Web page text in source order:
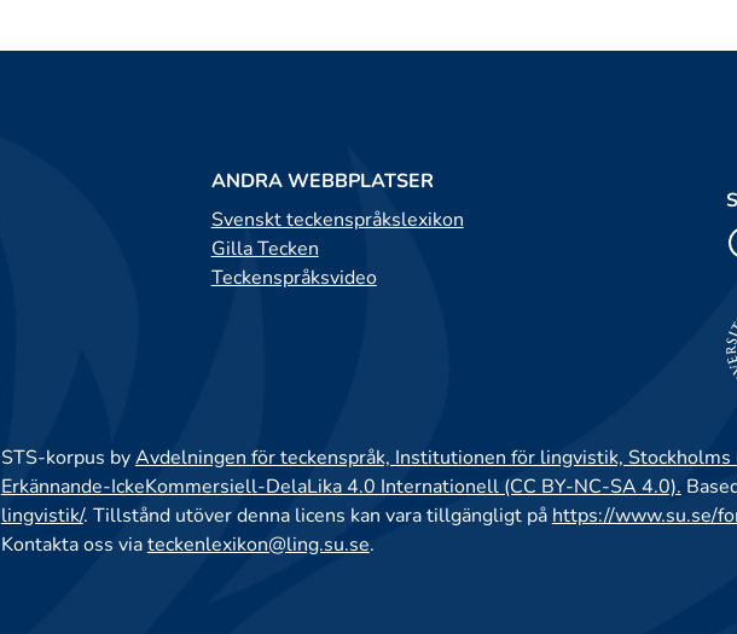
ANDRA WEBBPLATSER
Svenskt teckenspråkslexikon
Gilla Tecken
Teckenspråksvideo
STS-korpus byAvdelningen för teckenspråk, Institutionen för lingvistik,
Erkännande-IckeKommersiell-DelaLika 4.0 Internationell (CC BY-NC-SA 4.0).
lingvistik/. Tillstånd utöver denna licens kan vara tillgängligt på https://www.su.se/
Kontakta oss viateckenlexikon@ling.su.se.